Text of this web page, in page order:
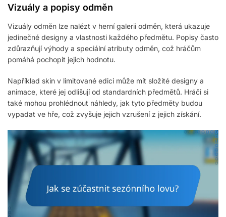
Vizuály a popisy odměn
Vizuály odměn lze nalézt v herní galerii odměn, která ukazuje
jedinečné designy a vlastnosti každého předmětu. Popisy často
zdůrazňují výhody a speciální atributy odměn, což hráčům
pomáhá pochopit jejich hodnotu.
Například skin v limitované edici může mít složité designy a
animace, které jej odlišují od standardních předmětů. Hráči si
také mohou prohlédnout náhledy, jak tyto předměty budou
vypadat ve hře, což zvyšuje jejich vzrušení z jejich získání.